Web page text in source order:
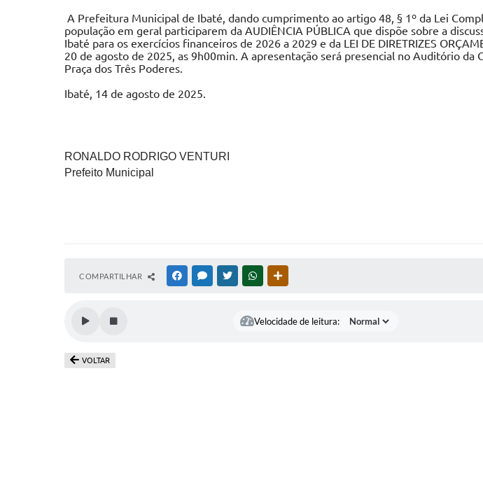
A Prefeitura Municipal de Ibaté, dando cumprimento ao artigo 48, § 1º da Lei
população em geral participarem da AUDIÊNCIA PÚBLICA que dispõe sobre a
Ibaté para os exercícios financeiros de 2026 a 2029 e da LEI DE DIRETRIZES
20 de agosto de 2025, as 9h00min. A apresentação será presencial no Auditório da
Praça dos Três Poderes.
Ibaté, 14 de agosto de 2025.
RONALDO RODRIGO VENTURI
Prefeito Municipal
COMPARTILHAR FACEBOOKMESSENGER
TWITTERWHATSAPP
Velocidade de leitura:
VOLTAR